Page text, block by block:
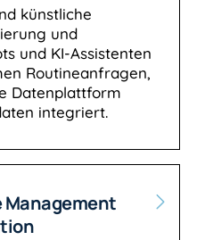
künstliche
und
und KI-Assistenten
Routineanfragen,
Datenplattform
integriert.
Management